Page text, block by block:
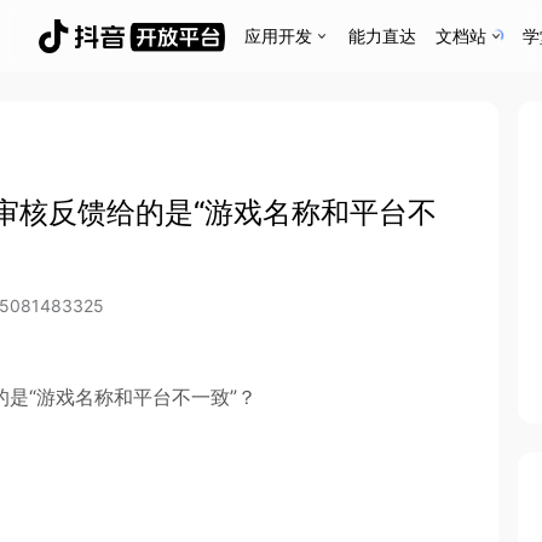
应用开发 能力直达 文档站
反馈给的是“游戏名称和平台不
“游戏名称和平台不一致”？